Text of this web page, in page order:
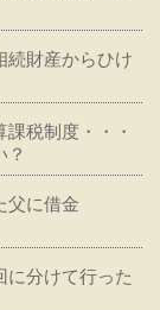
財産からひけ
税制度・・・
？
父に借金
に分けて行った